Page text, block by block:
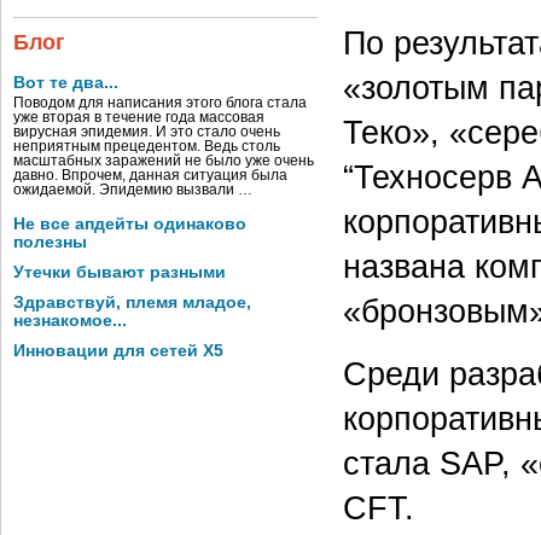
Блог
Вот те два...
Поводом для написания этого блога стала
уже вторая в течение года массовая
вирусная эпидемия. И это стало очень
неприятным прецедентом. Ведь столь
масштабных заражений не было уже очень
давно. Впрочем, данная ситуация была
ожидаемой. Эпидемию вызвали …
Не все апдейты одинаково
полезны
Утечки бывают разными
Здравствуй, племя младое,
незнакомое...
Инновации для сетей X5
По
«золотым
Теко»,
“Техносерв
названа
Среди
стала SAP,
CFT.